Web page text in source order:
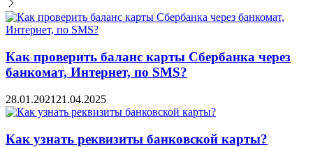
Как проверить баланс карты Сбербанка через
банкомат, Интернет, по SMS?
28.01.2021 21.04.2025
Как узнать реквизиты банковской карты?